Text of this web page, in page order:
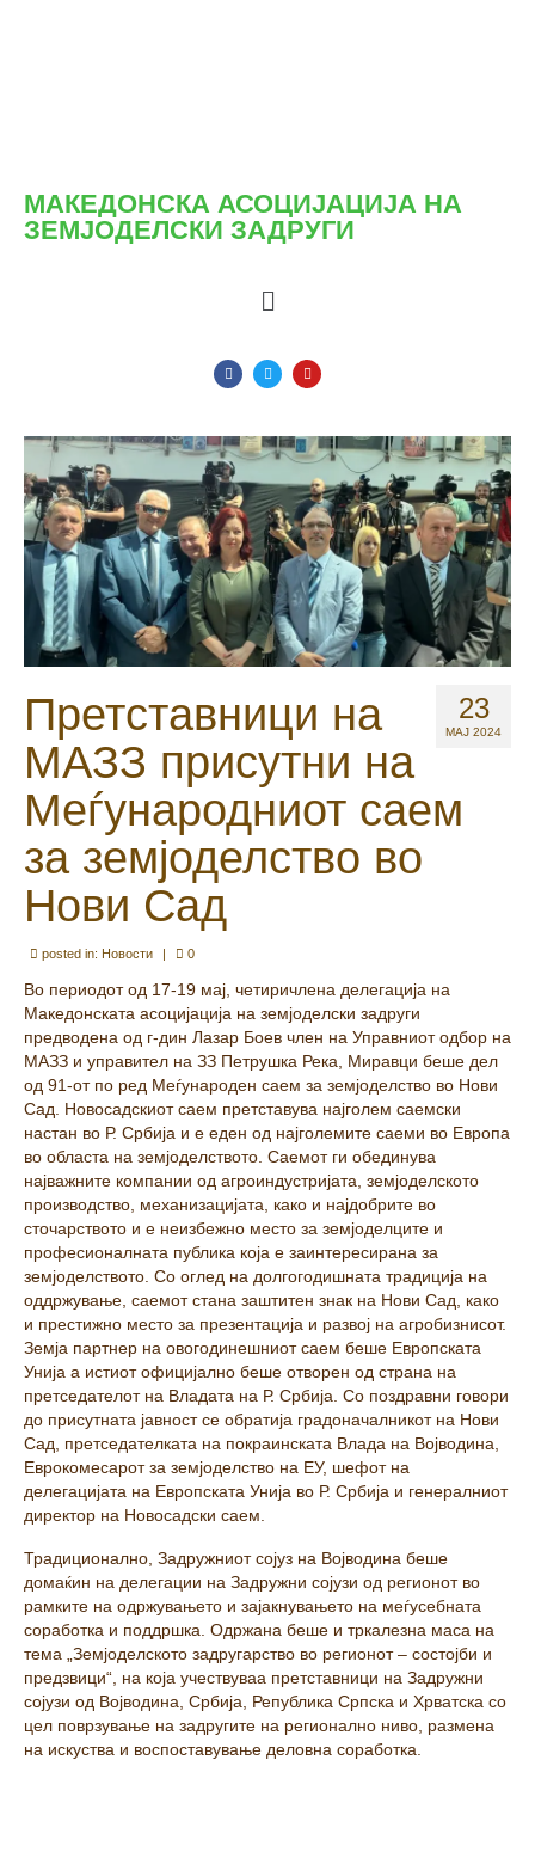
МАКЕДОНСКА АСОЦИЈАЦИЈА НА
ЗЕМЈОДЕЛСКИ ЗАДРУГИ
23
МАЈ 2024
Претставници на
МАЗЗ присутни на
Меѓународниот саем
за земјоделство во
Нови Сад
posted in: Новости | 0
Во периодот од 17-19 мај, четиричлена делегација на
Македонската асоцијација на земјоделски задруги
предводена од г-дин Лазар Боев член на Управниот одбор на
МАЗЗ и управител на ЗЗ Петрушка Река, Миравци беше дел
од 91-от по ред Меѓународен саем за земјоделство во Нови
Сад. Новосадскиот саем претставува најголем саемски
настан во Р. Србија и е еден од најголемите саеми во Европа
во областа на земјоделството. Саемот ги обединува
најважните компании од агроиндустријата, земјоделското
производство, механизацијата, како и најдобрите во
сточарството и е неизбежно место за земјоделците и
професионалната публика која е заинтересирана за
земјоделството. Со оглед на долгогодишната традиција на
оддржување, саемот стана заштитен знак на Нови Сад, како
и престижно место за презентација и развој на агробизнисот.
Земја партнер на овогодинешниот саем беше Европската
Унија а истиот официјално беше отворен од страна на
претседателот на Владата на Р. Србија. Со поздравни говори
до присутната јавност се обратија градоначалникот на Нови
Сад, претседателката на покраинската Влада на Војводина,
Еврокомесарот за земјоделство на ЕУ, шефот на
делегацијата на Европската Унија во Р. Србија и генералниот
директор на Новосадски саем.
Традиционално, Задружниот сојуз на Војводина беше
домаќин на делегации на Задружни сојузи од регионот во
рамките на одржувањето и зајакнувањето на меѓусебната
соработка и поддршка. Одржана беше и тркалезна маса на
тема „Земјоделското задругарство во регионот – состојби и
предзвици“, на која учествуваа претставници на Задружни
сојузи од Војводина, Србија, Република Српска и Хрватска со
цел поврзување на задругите на регионално ниво, размена
на искуства и воспоставување деловна соработка.